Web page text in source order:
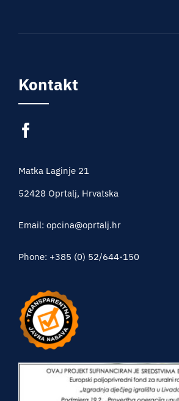
Kontakt
Matka Laginje 21
52428 Oprtalj, Hrvatska
Email: opcina@oprtalj.hr
Phone: +385 (0) 52/644-150